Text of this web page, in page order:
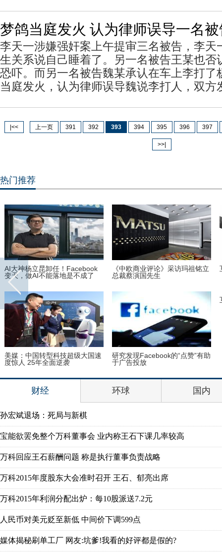
梦鸽当庭发火 认为律师误导一名
李天一涉嫌强奸案上午提审三名被告，李天
生关系说自己睡着了。另一名被告王某也否
恐吓。而另一名被告魏某承认在车上李打了
当庭发火，认为律师误导魏说李打人，双方
|<< 上一页 391 392 393 394 395 396 397
>>|